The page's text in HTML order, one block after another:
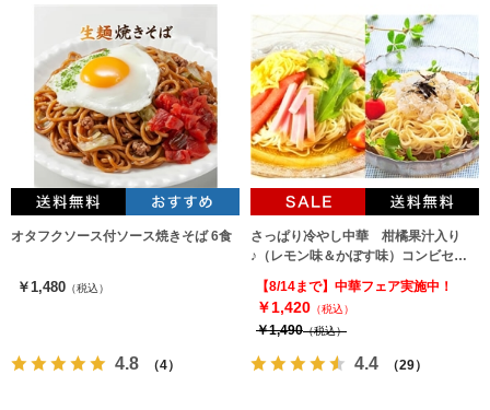
オタフクソース付ソース焼きそば 6食
￥1,480 （税込）
4.8 （4）
さっぱり冷やし中華 柑橘果汁入り
♪（レモン味＆かぼす味）コンビセッ
ト（2種6人前）
【8/14まで】中華フェア実施中！
￥1,420 （税込）
￥1,490（税込）
4.4 （29）